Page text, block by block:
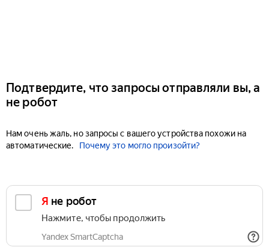
Подтвердите, что запросы отправляли вы, а
не робот
Нам очень жаль, но запросы с вашего устройства похожи на
автоматические.
Почему это могло произойти?
Я не робот
Нажмите, чтобы продолжить
Yandex SmartCaptcha